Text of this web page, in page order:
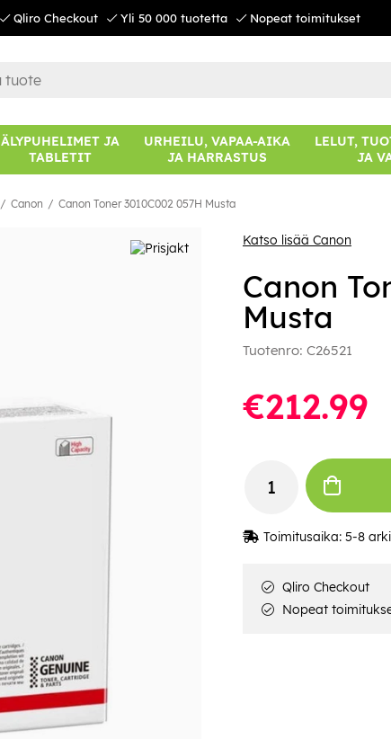
Qliro Checkout Yli 50 000 tuotetta Nopeat toimitukset
ÄLYPUHELIMET JA
TABLETIT
URHEILU, VAPAA-AIKA
JA HARRASTUS
LELUT,
JA
Canon Canon Toner 3010C002 057H Musta
Katso lisää Canon
Canon
Musta
Tuotenro: C26521
€212.99
Toimitusaika: 5-8
Qliro Checkout
Nopeat